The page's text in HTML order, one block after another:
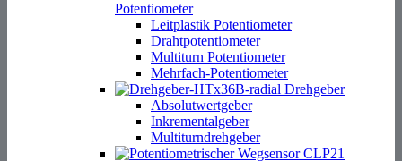
Potentiometer
Leitplastik Potentiometer
Drahtpotentiometer
Multiturn Potentiometer
Mehrfach-Potentiometer
Drehgeber
Absolutwertgeber
Inkrementalgeber
Multiturndrehgeber